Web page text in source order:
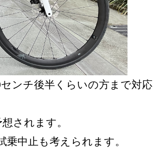
ンチ後半くらいの方まで対応
されます。
中止も考えられます。